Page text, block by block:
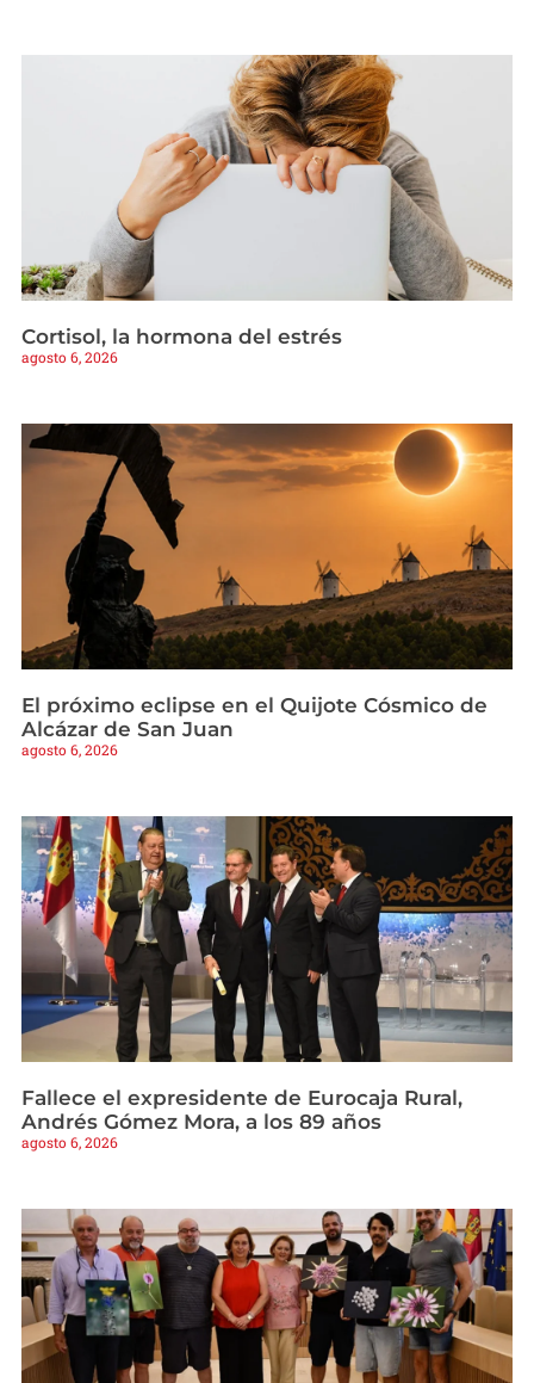
Cortisol, la hormona del estrés
agosto 6, 2026
El próximo eclipse en el Quijote Cósmico de
Alcázar de San Juan
agosto 6, 2026
Fallece el expresidente de Eurocaja Rural,
Andrés Gómez Mora, a los 89 años
agosto 6, 2026